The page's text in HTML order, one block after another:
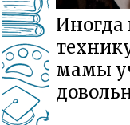
мамы